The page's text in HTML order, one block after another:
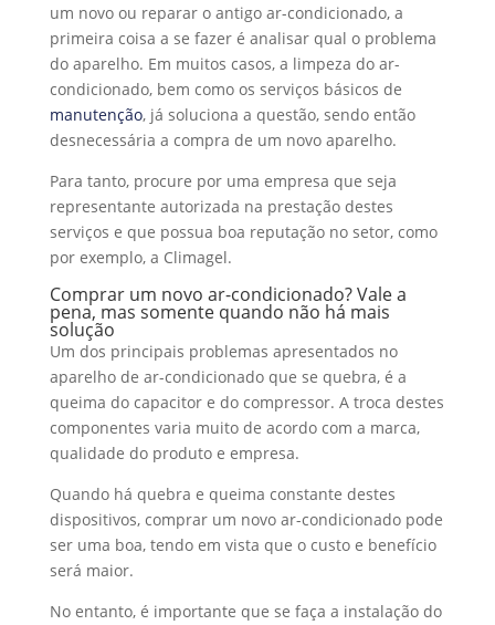
um novo ou reparar o antigo ar-condicionado, a
primeira coisa a se fazer é analisar qual o problema
do aparelho. Em muitos casos, a limpeza do ar-
condicionado, bem como os serviços básicos de
manutenção, já soluciona a questão, sendo então
desnecessária a compra de um novo aparelho.
Para tanto, procure por uma empresa que seja
representante autorizada na prestação destes
serviços e que possua boa reputação no setor, como
por exemplo, a Climagel.
Comprar um novo ar-condicionado? Vale a
pena, mas somente quando não há mais
solução
Um dos principais problemas apresentados no
aparelho de ar-condicionado que se quebra, é a
queima do capacitor e do compressor. A troca destes
componentes varia muito de acordo com a marca,
qualidade do produto e empresa.
Quando há quebra e queima constante destes
dispositivos, comprar um novo ar-condicionado pode
ser uma boa, tendo em vista que o custo e benefício
será maior.
No entanto, é importante que se faça a instalação do